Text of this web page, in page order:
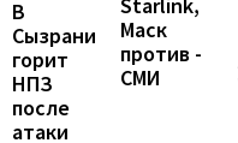
В
Сызрани
горит
НПЗ
после
атаки
Маск
против -
СМИ